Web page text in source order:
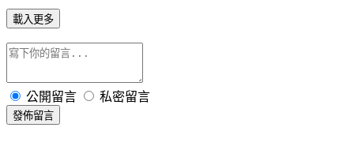
載入更多
公開留言 私密留言
發佈留言